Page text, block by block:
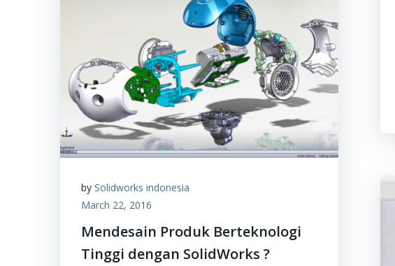
by Solidworks indonesia
March 22, 2016
Mendesain Produk Berteknologi
Tinggi dengan SolidWorks ?